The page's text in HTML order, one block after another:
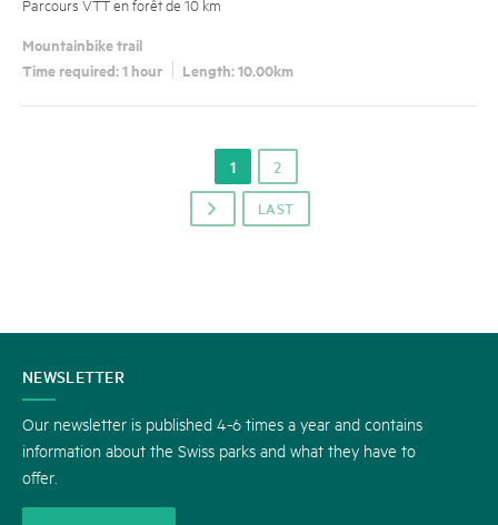
Parcours VTT en forêt de 10 km
Mountainbike trail
Time required: 1 hour
Length: 10.00km
p LAST
1 2
CONTACT
US
NEWSLETTER
Our newsletter is published 4-6 times a year and contains
information about the Swiss parks and what they have to
offer.